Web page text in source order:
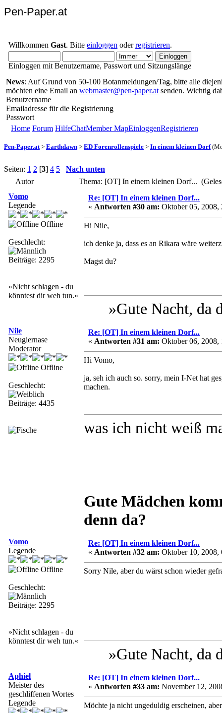
Pen-Paper.at
Willkommen Gast. Bitte einloggen oderregistrieren.
Einloggen mit Benutzername, Passwort und Sitzungslänge
News: Auf Grund von 50-100 Botanmeldungen/Tag, bitte alle
möchten eine Email an webmaster@pen-paper.at senden. Wichtig
Benutzername
Emailadresse für die Registrierung
Passwort
Home Forum HilfeChatMember MapEinloggenRegistrieren
Pen-Paper.at > Earthdawn > ED Forenrollenspiele > In einem kleinen Dorf
Seiten: 1 2 [3] 4 5
Nach unten
Autor
Thema: [OT] In einem kleinen Dorf...
Vomo
Legende
Offline
Geschlecht:
Beiträge: 2295
»Nicht schlagen - du
könntest dir weh tun.«
Re: [OT] In einem kleinen Dorf...
« Antworten #30 am: Oktober 05, 2008,
Hi Nile,
ich denke ja, dass es an Rikara wäre
Magst du?
»Gute Nacht, da
Nile
Neugiernase
Moderator
Offline
Geschlecht:
Beiträge: 4435
Re: [OT] In einem kleinen Dorf...
« Antworten #31 am: Oktober 06, 2008,
Hi Vomo,
ja, seh ich auch so. sorry, mein I-Net hat
machen.
was ich nicht weiß
Gute Mädchen
denn da?
Vomo
Legende
Offline
Geschlecht:
Beiträge: 2295
»Nicht schlagen - du
könntest dir weh tun.«
Re: [OT] In einem kleinen Dorf...
« Antworten #32 am: Oktober 10, 2008,
Sorry Nile, aber du wärst schon wieder
»Gute Nacht, da
Aphiel
Meister des
geschliffenen Wortes
Legende
Re: [OT] In einem kleinen Dorf...
« Antworten #33 am: November 12,
Möchte ja nicht ungeduldig erscheinen,